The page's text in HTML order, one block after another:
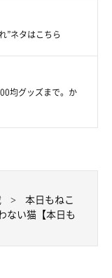
”ネタはこちら
均グッズまで。か
本日もねこ
ない猫【本日も